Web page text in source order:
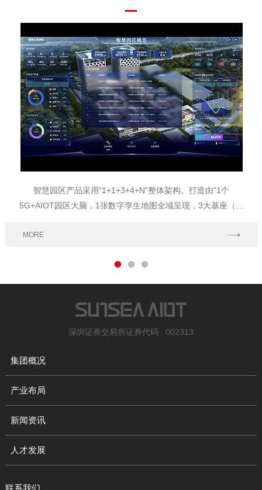
智慧园区产品采用“1+1+3+4+N”整体架构。打造由“1个
5G+AIOT园区大脑，1张数字孪生地图全域呈现，3大基座（物
大屏、园区管理后台、物业APP、园区公众号），N类应用场
MORE
深圳证券交易所证券代码 : 002313
集团概况
产业布局
新闻资讯
人才发展